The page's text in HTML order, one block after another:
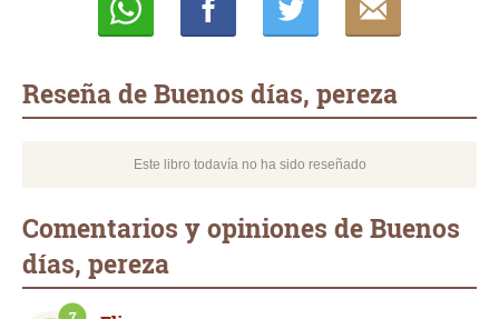
Reseña de Buenos días, pereza
Este libro todavía no ha sido reseñado
Comentarios y opiniones de Buenos
días, pereza